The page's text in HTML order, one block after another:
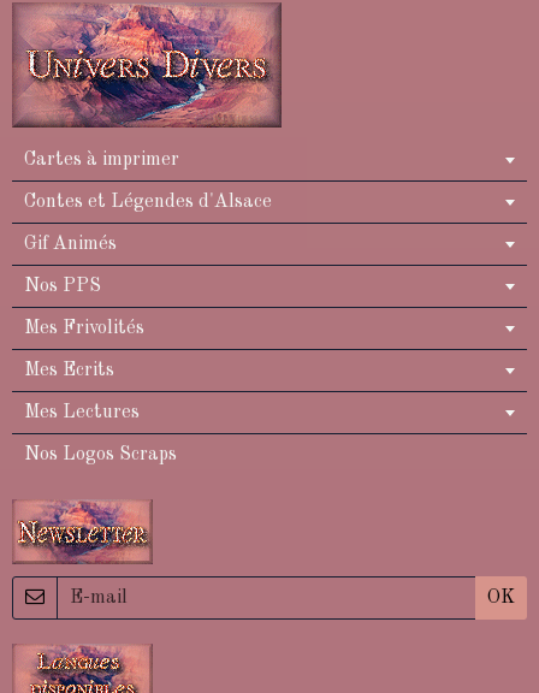
Cartes à imprimer
Contes et Légendes d'Alsace
Gif Animés
Nos PPS
Mes Frivolités
Mes Ecrits
Mes Lectures
Nos Logos Scraps
OK